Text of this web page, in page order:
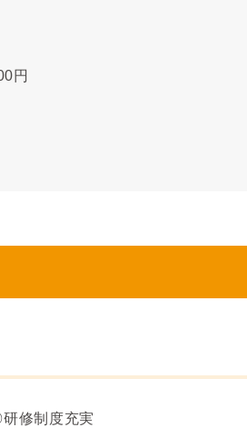
円
修制度充実